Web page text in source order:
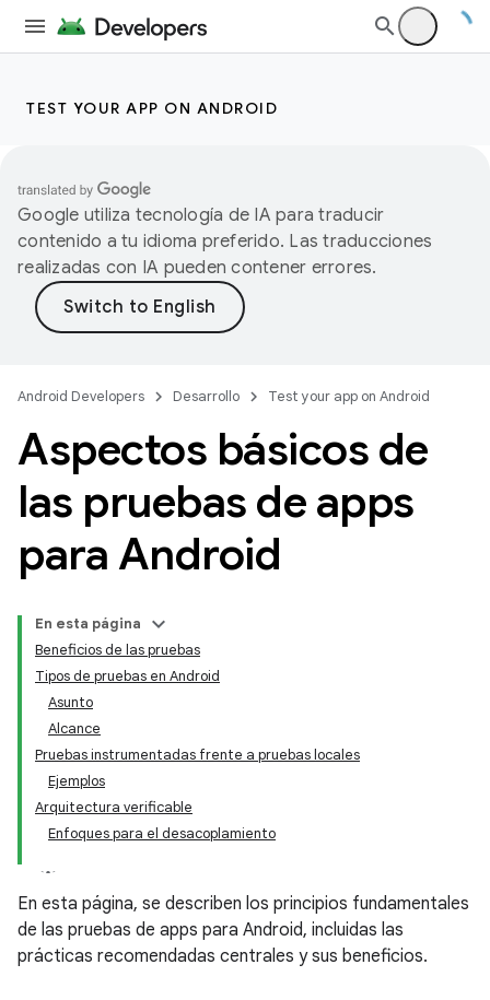
TEST YOUR APP ON ANDROID
Google utiliza tecnología de IA para traducir
contenido a tu idioma preferido. Las traducciones
realizadas con IA pueden contener errores.
Android Developers Desarrollo Test your app on Android
Aspectos básicos de
las pruebas de apps
para Android
En esta página
Beneficios de las pruebas
Tipos de pruebas en Android
Asunto
Alcance
Pruebas instrumentadas frente a pruebas locales
Ejemplos
Arquitectura verificable
Enfoques para el desacoplamiento
En esta página, se describen los principios fundamentales
de las pruebas de apps para Android, incluidas las
prácticas recomendadas centrales y sus beneficios.